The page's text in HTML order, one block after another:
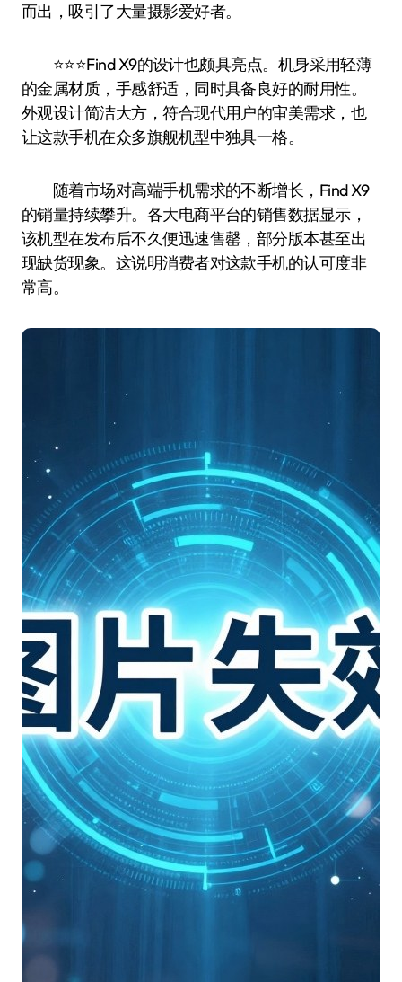
而出，吸引了大量摄影爱好者。
⭐️⭐️⭐️Find X9的设计也颇具亮点。机身采用轻薄
的金属材质，手感舒适，同时具备良好的耐用性。
外观设计简洁大方，符合现代用户的审美需求，也
让这款手机在众多旗舰机型中独具一格。
随着市场对高端手机需求的不断增长，Find X9
的销量持续攀升。各大电商平台的销售数据显示，
该机型在发布后不久便迅速售罄，部分版本甚至出
现缺货现象。这说明消费者对这款手机的认可度非
常高。